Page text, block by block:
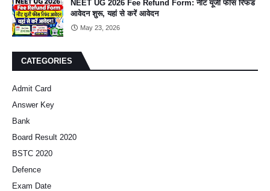
NEET UG 2026 Fee Refund Form: नीट यूजी फीस रिफंड
आवेदन शुरू, यहां से करें आवेदन
May 23, 2026
CATEGORIES
Admit Card
Answer Key
Bank
Board Result 2020
BSTC 2020
Defence
Exam Date